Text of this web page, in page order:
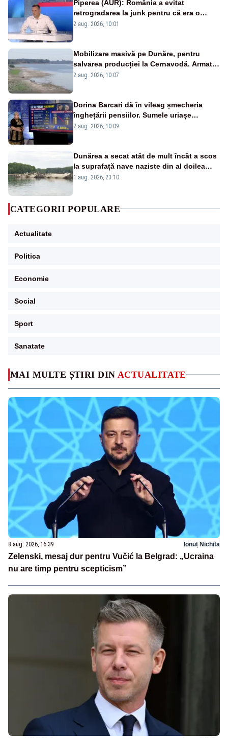
MAI MULTE ȘTIRI DIN ACTUALITATE
8 aug. 2026, 16:39 Ionuț Nichita
Zelenski, mesaj dur pentru Vučić la Belgrad: „Ucraina
nu are timp pentru scepticism”
Piperea (AUR): România a evitat
retrogradarea la junk pentru că era o
catastrofă pentru bănci și fondurile de
2 aug. 2026, 10:01
Mobilizare masivă pe Dunăre, pentru
salvarea producției la Cernavodă. Armata
va detona o stâncă și va devia apa
2 aug. 2026, 10:07
Dorina Barcari dă în vileag șmecheria
înghețării pensiilor. Sumele uriașe
pierdute de fiecare român
2 aug. 2026, 10:09
Dunărea a secat atât de mult încât a scos
la suprafață nave naziste din al doilea
război mondial
1 aug. 2026, 23:10
CATEGORII POPULARE
Actualitate
Politica
Economie
Social
Sport
Sanatate